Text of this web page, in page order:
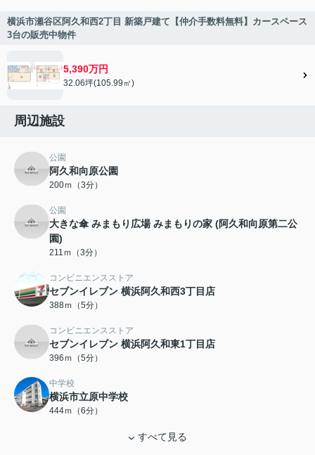
横浜市瀬谷区阿久和西2丁目 新築戸建て【仲介手数料無料】カースペース
3台の販売中物件
5,390万円
32.06坪(105.99㎡)
周辺施設
公園
阿久和向原公園
200ｍ（3分）
公園
大きな傘 みまもり広場 みまもりの家 (阿久和向原第二公
園)
211ｍ（3分）
コンビニエンスストア
セブンイレブン 横浜阿久和西3丁目店
388ｍ（5分）
コンビニエンスストア
セブンイレブン 横浜阿久和東1丁目店
396ｍ（5分）
中学校
横浜市立原中学校
444ｍ（6分）
すべて見る